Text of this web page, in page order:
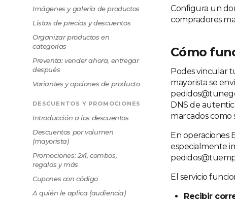
Imágenes y galería de productos
Listas de precios y descuentos
Organizar productos en
categorías
Preventa: vender ahora, entregar
después
Variantes y opciones de producto
DESCUENTOS Y PROMOCIONES
Introducción a los descuentos
Descuentos por volumen
(mayorista)
Promociones: 2x1, combos,
regalos y más
Cupones con código
A quién le aplica (audiencia)
Configura un
compradores
Cómo
Podes vincular
mayorista se
DNS de
marcados como
En operaciones
especialmente
El servicio
Recibir